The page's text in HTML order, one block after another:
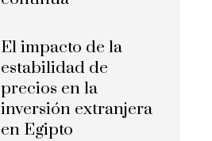
El impacto de la
estabilidad de
precios en la
inversión extranjera
en Egipto